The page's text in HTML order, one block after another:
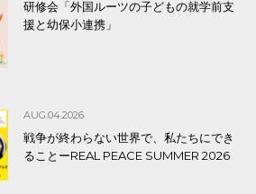
研修会「外国ルーツの子どもの就学前支
援と幼保小連携」
AUG.04.2026
戦争が終わらない世界で、私たちにでき
ることーREAL PEACE SUMMER 2026